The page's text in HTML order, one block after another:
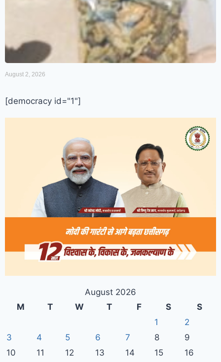
August 2, 2026
[democracy id="1"]
August 2026
M
T W T F S
S
1
2
3
4 5 6 7 8
9
10
11 12 13 14 15
16